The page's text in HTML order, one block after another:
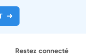
Restez connecté